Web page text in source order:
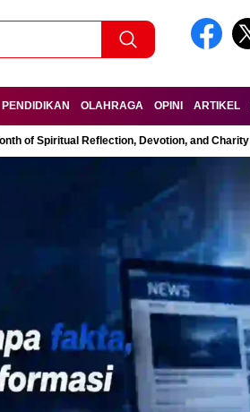
PENDIDIKAN OLAHRAGA OPINI ARTIKEL
of Spiritual Reflection, Devotion, and Charity